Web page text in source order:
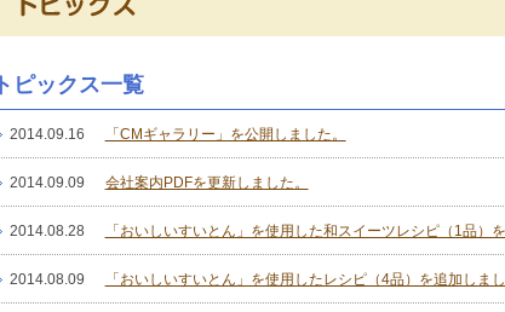
トピックス一覧
2014.09.16 「CMギャラリー」を公開しました。
2014.09.09 会社案内PDFを更新しました。
2014.08.28 「おいしいすいとん」を使用した和スイーツレシピ（1品）
2014.08.09 「おいしいすいとん」を使用したレシピ（4品）を追加しまし